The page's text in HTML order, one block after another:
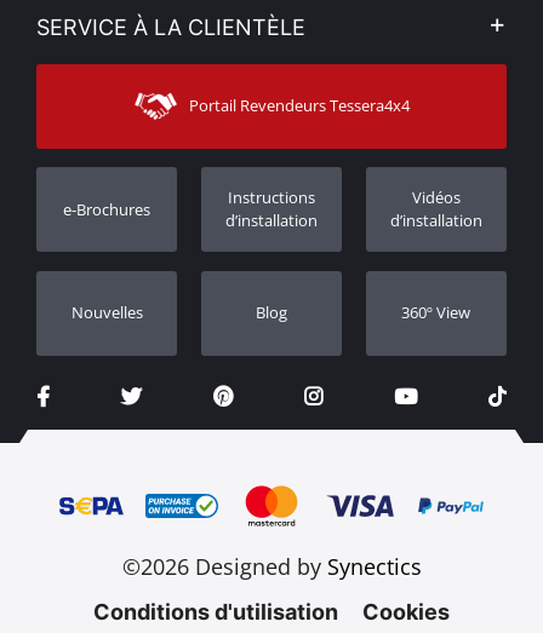
Voir nos actualités
Sitemap
Mon compte
Moyens d’expédition
SERVICE À LA CLIENTÈLE
Contacter
Assistance aux clients
Suivi des commandes
Concessionnaires
Portail Revendeurs Tessera4x4
e-Brochures
Instructions
d’installation
Vidéos
d’installation
Nouvelles Blog 360º View
©2026 Designed by Synectics
Conditions d'utilisation
Cookies